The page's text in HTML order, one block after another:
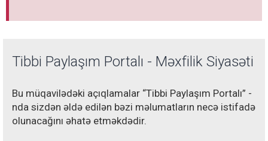
Tibbi Paylaşım Portalı - Məxfilik Siyasəti
Bu müqavilədəki açıqlamalar “Tibbi Paylaşım Portalı” -
nda sizdən əldə edilən bəzi məlumatların necə istifadə
olunacağını əhatə etməkdədir.